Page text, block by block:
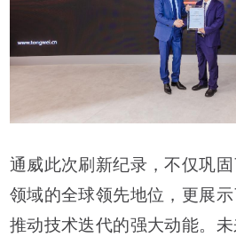
通威此次刷新纪录，不仅巩
领域的全球领先地位，更展
推动技术迭代的强大动能。